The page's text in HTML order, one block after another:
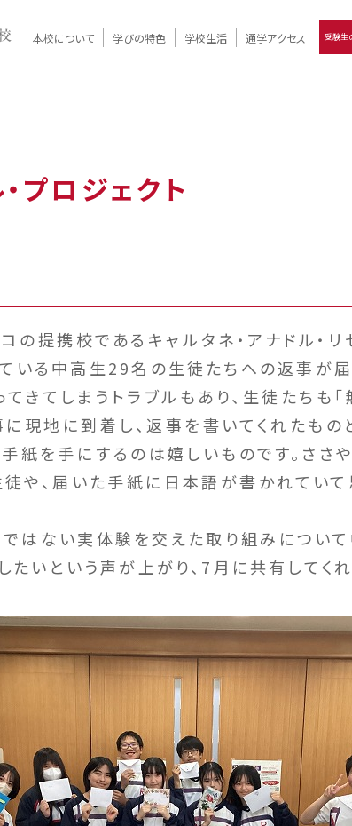
本校について 学びの特色 学校生活 通学アクセス 受験生
プロジェクト
の提携校であるキャルタネ・アナドル・
いる中高生29名の生徒たちへの返事が
きてしまうトラブルもあり、生徒たちも「
現地に到着し、返事を書いてくれたもの
紙を手にするのは嬉しいものです。ささ
や、届いた手紙に日本語が書かれてい
はない実体験を交えた取り組みについ
たいという声が上がり、7月に共有してく